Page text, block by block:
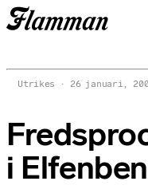
Utrikes 26 januari,
i